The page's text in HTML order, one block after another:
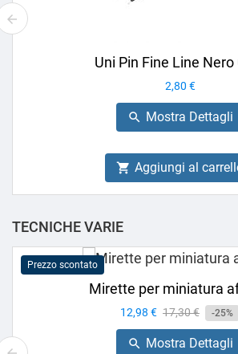
Uni Pin Fine Line Nero
Prezzo
2,80 €
 Mostra Dettagli
 Aggiungi al
TECNICHE VARIE
Prezzo scontato
Mirette per miniatura
Prezzo
12,98 € Prezzo
base
17,30 € -25%
 Mostra Dettagli